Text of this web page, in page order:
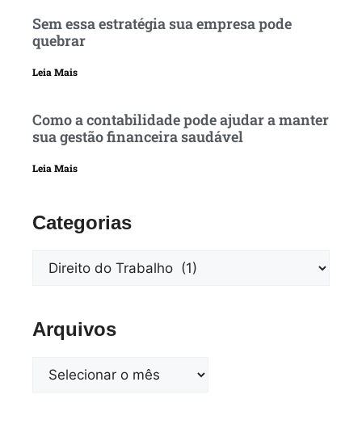
Sem essa estratégia sua empresa pode
quebrar
Leia Mais
Como a contabilidade pode ajudar a manter
sua gestão financeira saudável
Leia Mais
Categorias
Arquivos